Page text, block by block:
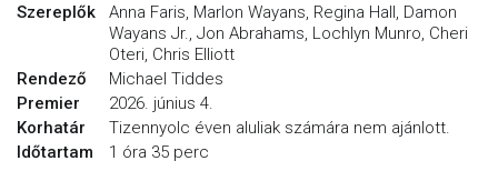
Szereplők
Anna Faris, Marlon Wayans, Regina Hall, Damon
Wayans Jr., Jon Abrahams, Lochlyn Munro, Cheri
Oteri, Chris Elliott
Rendező
Michael Tiddes
Premier
2026. június 4.
Korhatár
Tizennyolc éven aluliak számára nem ajánlott.
Időtartam
1 óra 35 perc